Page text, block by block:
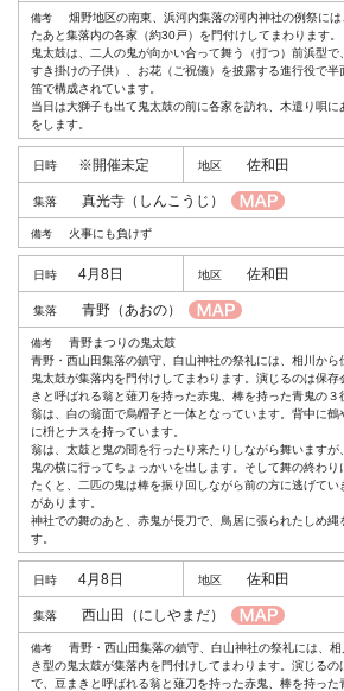
畑野地区の南東、浜河内集落の河内神社の例祭に
たあと集落内の各家（約30戸）を門付けしてまわります。
鬼太鼓は、二人の鬼が向かい合って舞う（打つ）前浜型
すき掛けの子供）、お花（ご祝儀）を披露する進行役で半
笛で構成されています。
当日は大獅子も出て鬼太鼓の前に各家を訪れ、木遣り唄
をします。
※開催未定 佐和田
真光寺（しんこうじ）
火事にも負けず
4月8日 佐和田
青野（あおの）
青野まつりの鬼太鼓
青野・西山田集落の鎮守、白山神社の祭礼には、相川か
鬼太鼓が集落内を門付けしてまわります。演じるのは保存
きと呼ばれる翁と薙刀を持った赤鬼、棒を持った青鬼の３
翁は、白の翁面で烏帽子と一体となっています。背中に
に枡とナスを持っています。
翁は、太鼓と鬼の間を行ったり来たりしながら舞いますが
鬼の横に行ってちょっかいを出します。そして舞の終わ
たくと、二匹の鬼は棒を振り回しながら前の方に逃げて
があります。
神社での舞のあと、赤鬼が長刀で、鳥居に張られたしめ縄
す。
4月8日 佐和田
西山田 （にしやまだ）
青野・西山田集落の鎮守、白山神社の祭礼には、
き型の鬼太鼓が集落内を門付けしてまわります。演じるの
で、豆まきと呼ばれる翁と薙刀を持った赤鬼、棒を持った